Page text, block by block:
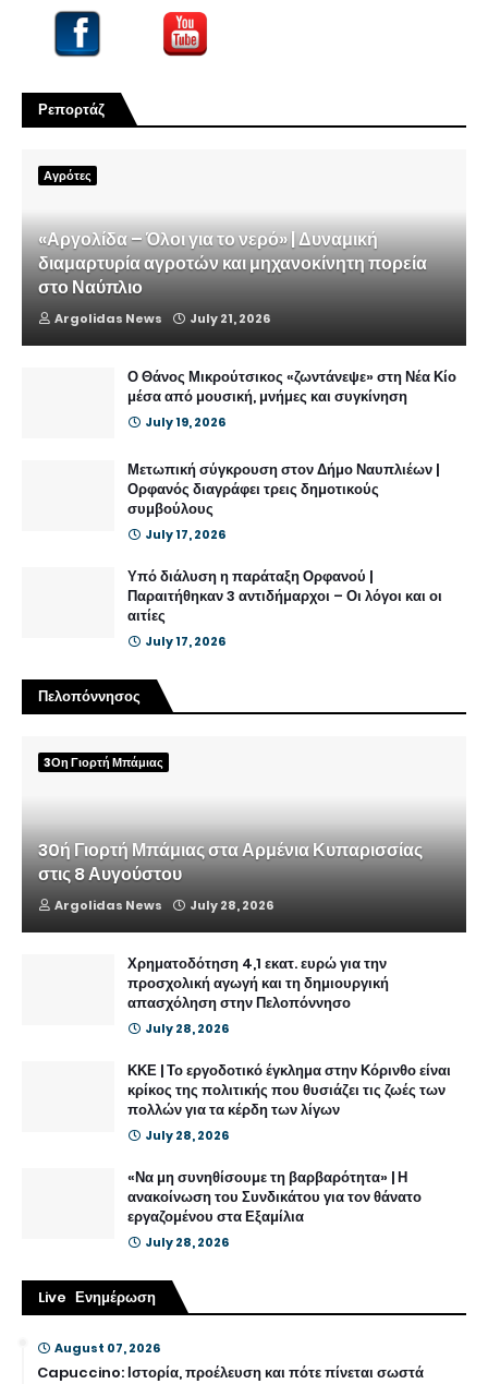
Ρεπορτάζ
Αγρότες
«Αργολίδα – Όλοι για το νερό» | Δυναμική
διαμαρτυρία αγροτών και μηχανοκίνητη πορεία
στο Ναύπλιο
Argolidas News July 21, 2026
Ο Θάνος Μικρούτσικος «ζωντάνεψε» στη Νέα Κίο
μέσα από μουσική, μνήμες και συγκίνηση
July 19, 2026
Μετωπική σύγκρουση στον Δήμο Ναυπλιέων |
Ορφανός διαγράφει τρεις δημοτικούς
συμβούλους
July 17, 2026
Υπό διάλυση η παράταξη Ορφανού |
Παραιτήθηκαν 3 αντιδήμαρχοι – Οι λόγοι και οι
αιτίες
July 17, 2026
Πελοπόννησος
3Οη Γιορτή Μπάμιας
30ή Γιορτή Μπάμιας στα Αρμένια Κυπαρισσίας
στις 8 Αυγούστου
Argolidas News July 28, 2026
Χρηματοδότηση 4,1 εκατ. ευρώ για την
προσχολική αγωγή και τη δημιουργική
απασχόληση στην Πελοπόννησο
July 28, 2026
ΚΚΕ | Το εργοδοτικό έγκλημα στην Κόρινθο είναι
κρίκος της πολιτικής που θυσιάζει τις ζωές των
πολλών για τα κέρδη των λίγων
July 28, 2026
«Να μη συνηθίσουμε τη βαρβαρότητα» | Η
ανακοίνωση του Συνδικάτου για τον θάνατο
εργαζομένου στα Εξαμίλια
July 28, 2026
Live Ενημέρωση
August 07, 2026
Capuccino: Ιστορία, προέλευση και πότε πίνεται σωστά